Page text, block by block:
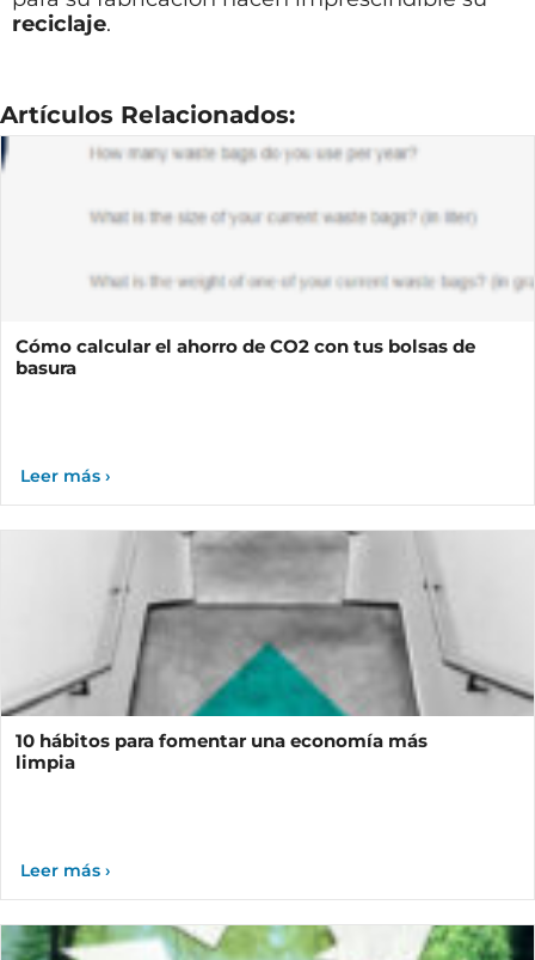
reciclaje.
Artículos Relacionados:
Cómo calcular el ahorro de CO2 con tus bolsas de
basura
10 hábitos para fomentar una economía más
limpia